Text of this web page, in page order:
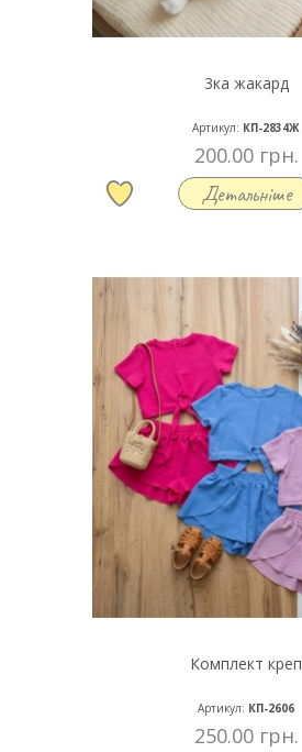
3ка жакард
Артикул: КП-2834Ж
200.00 грн.
Детальніше
Комплект креп
Артикул: КП-2606
250.00 грн.